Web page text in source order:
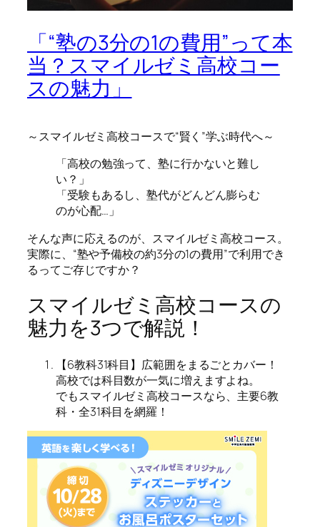
「“塾の3分の1の費用”って本
当？スマイルゼミ高校コー
スの魅力」
～スマイルゼミ高校コースで“賢く”学ぶ時代へ～
「高校の勉強って、塾に行かないと難し
い？」
「受験もあるし、塾代がどんどん膨らむ
のが心配…」
そんな声に応えるのが、スマイルゼミ高校コース。
実際に、“塾や予備校の約3分の1の費用”で利用でき
るってご存じですか？
スマイルゼミ高校コースの
魅力を3つで解説！
【6教科31科目】広範囲をまるごとカバー！
高校では科目数が一気に増えますよね。
でもスマイルゼミ高校コースなら、主要6教
科・全31科目を網羅！